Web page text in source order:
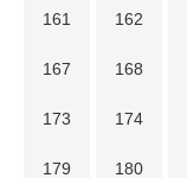
161 162
167 168
173 174
179 180